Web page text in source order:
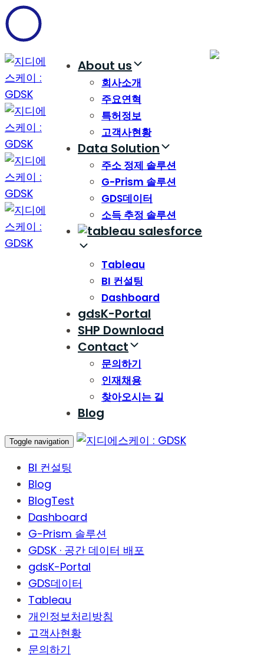
Skip
links
Skip
to
content
About us
회사소개
주요연혁
특허정보
고객사현황
Data Solution
주소 정제 솔루션
G-Prism 솔루션
GDS데이터
소득 추정 솔루션
Tableau
BI 컨설팅
Dashboard
gdsK-Portal
SHP Download
Contact
문의하기
인재채용
찾아오시는 길
Blog
Toggle navigation
BI 컨설팅
Blog
BlogTest
Dashboard
G-Prism 솔루션
GDSK · 공간 데이터 배포
gdsK-Portal
GDS데이터
Tableau
개인정보처리방침
고객사현황
문의하기